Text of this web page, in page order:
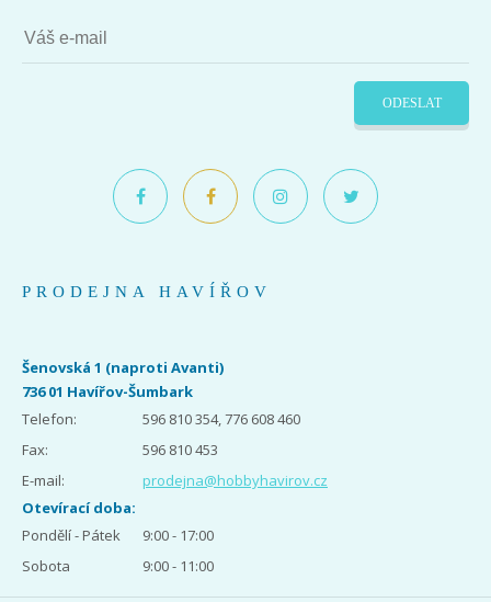
ODESLAT
PRODEJNA HAVÍŘOV
Šenovská 1 (naproti Avanti)
736 01 Havířov-Šumbark
Telefon:
596 810 354, 776 608 460
Fax:
596 810 453
E-mail:
prodejna@hobbyhavirov.cz
Otevírací doba:
Pondělí - Pátek
9:00 - 17:00
Sobota
9:00 - 11:00